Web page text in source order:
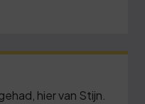
hier van Stijn.